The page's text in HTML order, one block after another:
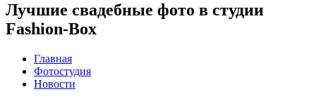
Лучшие свадебные фото в студии
Fashion-Box
Главная
Фотостудия
Новости